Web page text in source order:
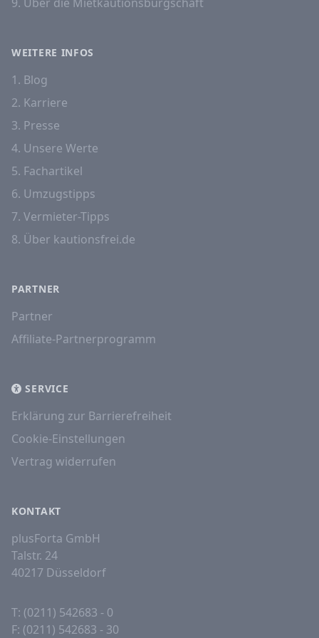
WEITERE INFOS
1. Blog
2. Karriere
3. Presse
4. Unsere Werte
5. Fachartikel
6. Umzugstipps
7. Vermieter-Tipps
8. Über kautionsfrei.de
PARTNER
Partner
Affiliate-Partnerprogramm
SERVICE
Erklärung zur Barrierefreiheit
Cookie-Einstellungen
Vertrag widerrufen
KONTAKT
plusForta GmbH
Talstr. 24
40217 Düsseldorf
T: (0211) 542683 - 0
F: (0211) 542683 - 30